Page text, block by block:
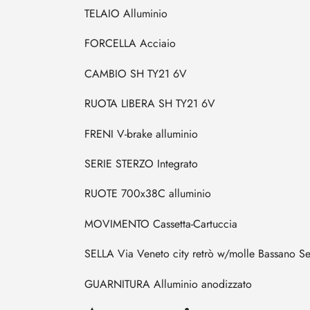
TELAIO Alluminio
FORCELLA Acciaio
CAMBIO SH TY21 6V
RUOTA LIBERA SH TY21 6V
FRENI V-brake alluminio
SERIE STERZO Integrato
RUOTE 700x38C alluminio
MOVIMENTO Cassetta-Cartuccia
SELLA Via Veneto city retrò w/molle Bassano
GUARNITURA Alluminio anodizzato